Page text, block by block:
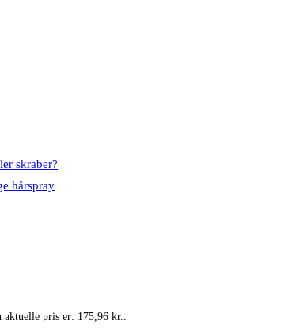
skraber?
hårspray
aktuelle pris er: 175,96 kr..